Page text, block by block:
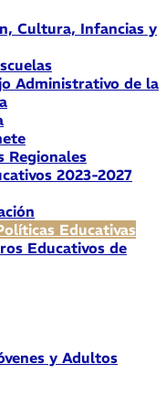
Cultura, Infancias y
Administrativo de la
Regionales
2023-2027
Educativas
Educativos de
y Adultos